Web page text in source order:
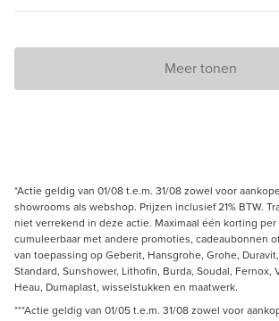
Meer tonen
*Actie geldig van 01/08 t.e.m. 31/08 zowel voor
showrooms als webshop. Prijzen inclusief 21% BTW.
niet verrekend in deze actie. Maximaal één korting
cumuleerbaar met andere promoties, cadeaubonnen
van toepassing op Geberit, Hansgrohe, Grohe,
Standard, Sunshower, Lithofin, Burda, Soudal, Fernox,
Heau, Dumaplast, wisselstukken en maatwerk.
***Actie geldig van 01/05 t.e.m. 31/08 zowel voor